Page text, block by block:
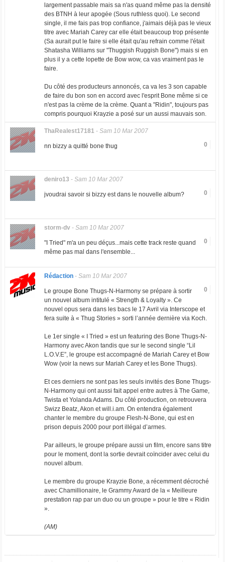
largement passable mais sa n'as quand même pas la densité
des BTNH à leur apogée (Sous ruthless quoi). Le second
single, il me fais pas trop confiance, j'aimais déjà pas le vieux
titre avec Mariah Carey car elle était beaucoup trop présente
(Sa aurait put le faire si elle était qu'au refrain comme l'était
Shatasha Williams sur "Thuggish Ruggish Bone") mais si en
plus il y a cette lopette de Bow wow, ca vas vraiment pas le
faire.
Du côté des producteurs annoncés, ca va les 3 son capable
de faire du bon son en accord avec l'esprit Bone même si ce
n'est pas la crème de la crème. Quant a "Ridin", toujours pas
compris pourquoi Krayzie a posé sur un aussi mauvais son.
ThaRealest17181- Sam 10 Mar 2007
0
nn bizzy a quitté bone thug
deniro13 - Sam 10 Mar 2007
0
jvoudrai savoir si bizzy est dans le nouvelle album?
storm-dv- Sam 10 Mar 2007
0
"I Tried" m'a un peu déçus...mais cette track reste quand
même pas mal dans l'ensemble...
Rédaction- Sam 10 Mar 2007
0
Le groupe Bone Thugs-N-Harmony se prépare à sortir
un nouvel album intitulé « Strength & Loyalty ». Ce
nouvel opus sera dans les bacs le 17 Avril via Interscope et
fera suite à « Thug Stories » sorti l’année dernière via Koch.
Le 1er single « I Tried » est un featuring des Bone Thugs-N-
Harmony avec Akon tandis que sur le second single “Lil
L.O.V.E”, le groupe est accompagné de Mariah Carey et Bow
Wow (voir la news sur Mariah Carey et les Bone Thugs).
Et ces derniers ne sont pas les seuls invités des Bone Thugs-
N-Harmony qui ont aussi fait appel entre autres à The Game,
Twista et Yolanda Adams. Du côté production, on retrouvera
Swizz Beatz, Akon et will.i.am. On entendra également
chanter le membre du groupe Flesh-N-Bone, qui est en
prison depuis 2000 pour port illégal d’armes.
Par ailleurs, le groupe prépare aussi un film, encore sans titre
pour le moment, dont la sortie devrait coïncider avec celui du
nouvel album.
Le membre du groupe Krayzie Bone, a récemment décroché
avec Chamillionaire, le Grammy Award de la « Meilleure
prestation rap par un duo ou un groupe » pour le titre « Ridin
».
(AM)